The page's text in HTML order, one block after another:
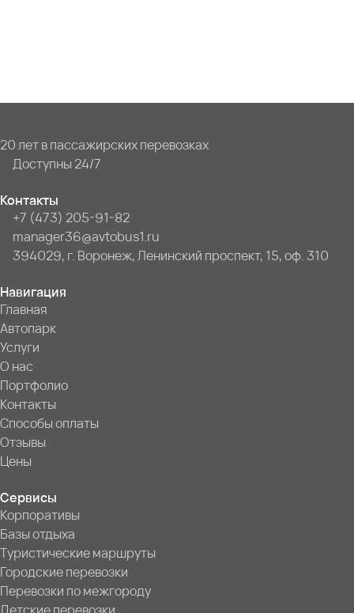
20 лет в пассажирских перевозках
Доступны 24/7
Контакты
+7 (473) 205-91-82
manager36@avtobus1.ru
394029, г. Воронеж, Ленинский проспект, 15, оф. 310
Навигация
Главная
Автопарк
Услуги
О нас
Портфолио
Контакты
Способы оплаты
Отзывы
Цены
Сервисы
Корпоративы
Базы отдыха
Туристические маршруты
Городские перевозки
Перевозки по межгороду